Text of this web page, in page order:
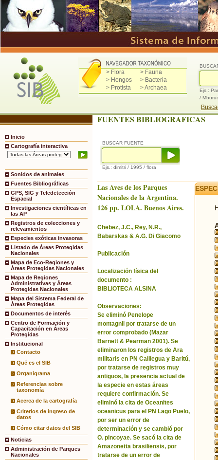
> Flora
> Fauna
> Hongos
> Bacteria
> Protista
> Archaea
Ejs.:
/
Inicio
Cartografía interactiva
Sonidos de animales
Fuentes Bibliográficas
GPS, SIG y Teledetección
Espacial
Investigaciones científicas en
las AP
Registros de colecciones y
relevamientos
Especies exóticas invasoras
Listado de Áreas Protegidas
Nacionales
Mapa de Eco-Regiones y
Áreas Protegidas Nacionales
Mapa de Regiones
Administrativas y Áreas
Protegidas Nacionales
Mapa del Sistema Federal de
Áreas Protegidas
Documentos de interés
Centro de Formación y
Capacitación en Áreas
Protegidas
Institucional
Contacto
Qué es el SIB
Organigrama
Referencias sobre
taxonomía
Acerca de la cartografía
Criterios de ingreso de
datos
Cómo citar datos del SIB
Noticias
Administración de Parques
Nacionales
FUENTES BIBLIOGRAFICAS
BUSCAR FUENTE
Ejs.: dimitri / 1995 / flora
Las Aves de los Parques
Nacionales de la Argentina.
126 pp. LOLA. Buenos Aires.
Chebez, J.C., Rey, N.R.,
Babarskas & A.G. Di Giacomo
Publicación
Localización física del
documento :
BIBLIOTECA ALSINA
Observaciones:
Se eliminó Penelope
montagnii por tratarse de un
error comprobado (Mazar
Barnett & Pearman 2001). Se
eliminaron los registros de Ara
militaris en PN Calilegua y Baritú,
por tratarse de registros muy
antiguos, la presencia actual de
la especie en estas áreas
requiere confirmación. Se
eliminó la cita de Oceanites
oceanicus para el PN Lago Puelo,
por ser un error de
determinación y se cambió por
O. pincoyae. Se sacó la cita de
Amazonetta brasiliensis, por
tratarse de un error de